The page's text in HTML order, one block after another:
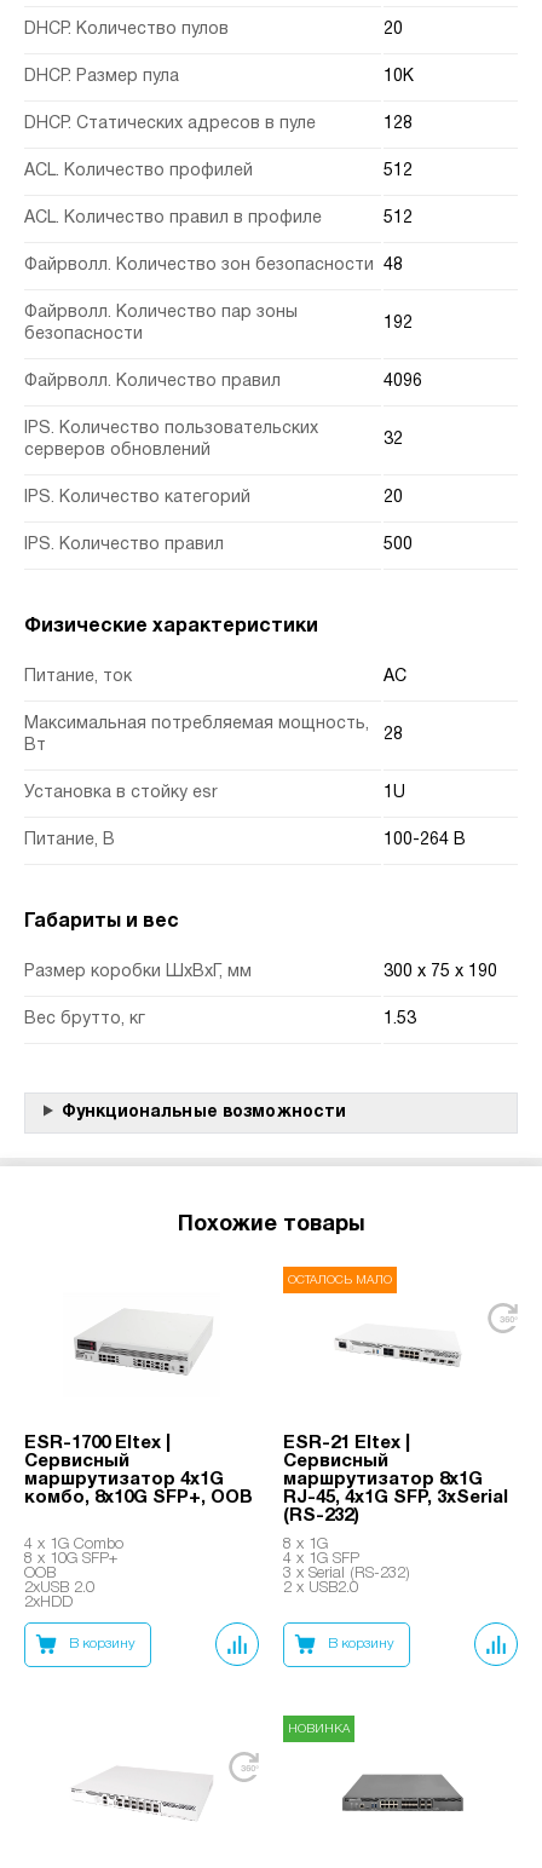
DHCP. Количество пулов 20
DHCP. Размер пула 10K
DHCP. Статических адресов в пуле 128
ACL. Количество профилей 512
ACL. Количество правил в профиле 512
Файрволл. Количество зон безопасности 48
Файрволл. Количество пар зоны
безопасности
192
Файрволл. Количество правил 4096
IPS. Количество пользовательских
серверов обновлений
32
IPS. Количество категорий 20
IPS. Количество правил 500
Физические характеристики
Питание, ток AC
Максимальная потребляемая мощность,
Вт
28
Установка в стойку esr 1U
Питание, В 100-264 В
Габариты и вес
Размер коробки ШхВхГ, мм 300 x 75 x 190
Вес брутто, кг 1.53
Функциональные возможности
Похожие товары
ESR-1700 Eltex |
Сервисный
маршрутизатор 4x1G
комбо, 8x10G SFP+, OOB
4 х 1G Combo
8 x 10G SFP+
OOB
2хUSB 2.0
2xHDD
В корзину
ОСТАЛОСЬ МАЛО
ESR-21 Eltex |
Сервисный
маршрутизатор 8x1G
RJ-45, 4x1G SFP, 3xSerial
(RS-232)
8 х 1G
4 х 1G SFP
3 x Serial (RS-232)
2 x USB2.0
В корзину
НОВИНКА